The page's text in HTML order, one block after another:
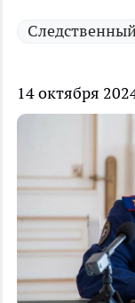
14 октября